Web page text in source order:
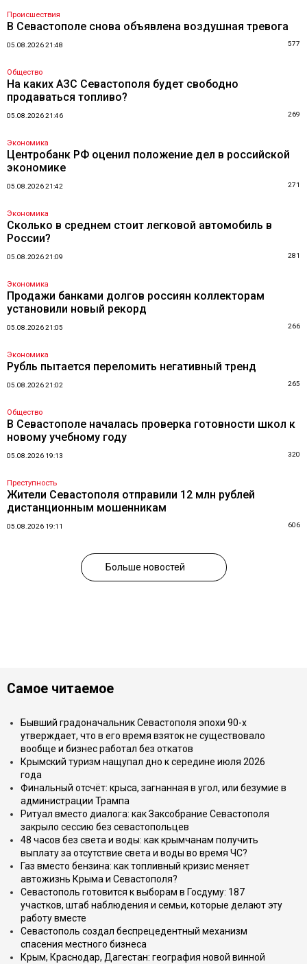
Происшествия
В Севастополе снова объявлена воздушная тревога
05.08.2026 21:48 577
Общество
На каких АЗС Севастополя будет свободно
продаваться топливо?
05.08.2026 21:46 269
Экономика
Центробанк РФ оценил положение дел в российской
экономике
05.08.2026 21:42 271
Экономика
Сколько в среднем стоит легковой автомобиль в
России?
05.08.2026 21:09 281
Экономика
Продажи банками долгов россиян коллекторам
установили новый рекорд
05.08.2026 21:05 266
Экономика
Рубль пытается переломить негативный тренд
05.08.2026 21:02 265
Общество
В Севастополе началась проверка готовности школ к
новому учебному году
05.08.2026 19:13 320
Преступность
Жители Севастополя отправили 12 млн рублей
дистанционным мошенникам
05.08.2026 19:11 606
Больше новостей
Самое читаемое
Бывший градоначальник Севастополя эпохи 90-х
утверждает, что в его время взяток не существовало
вообще и бизнес работал без откатов
Крымский туризм нащупал дно к середине июля 2026
года
Финальный отсчёт: крыса, загнанная в угол, или безумие в
администрации Трампа
Ритуал вместо диалога: как Заксобрание Севастополя
закрыло сессию без севастопольцев
48 часов без света и воды: как крымчанам получить
выплату за отсутствие света и воды во время ЧС?
Газ вместо бензина: как топливный кризис меняет
автожизнь Крыма и Севастополя?
Севастополь готовится к выборам в Госдуму: 187
участков, штаб наблюдения и семьи, которые делают эту
работу вместе
Севастополь создал беспрецедентный механизм
спасения местного бизнеса
Крым, Краснодар, Дагестан: география новой винной